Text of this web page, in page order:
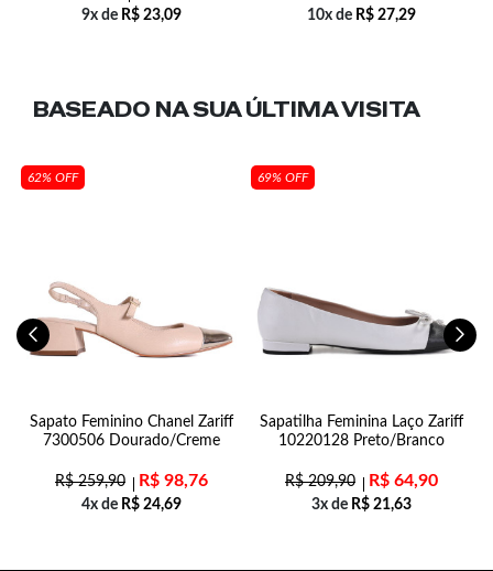
9x de R$ 23,09
10x de R$ 27,29
BASEADO NA SUAÚLTIMA VISITA
62% OFF
Sapato Feminino Chanel Zariff
7300506 Dourado/Creme
R$259,90 R$ 98,76
4x de R$ 24,69
69% OFF
Sapatilha Feminina Laço Zariff
10220128 Preto/Branco
R$209,90 R$ 64,90
3x de R$ 21,63